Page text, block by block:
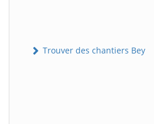
Trouver des chantiers Bey